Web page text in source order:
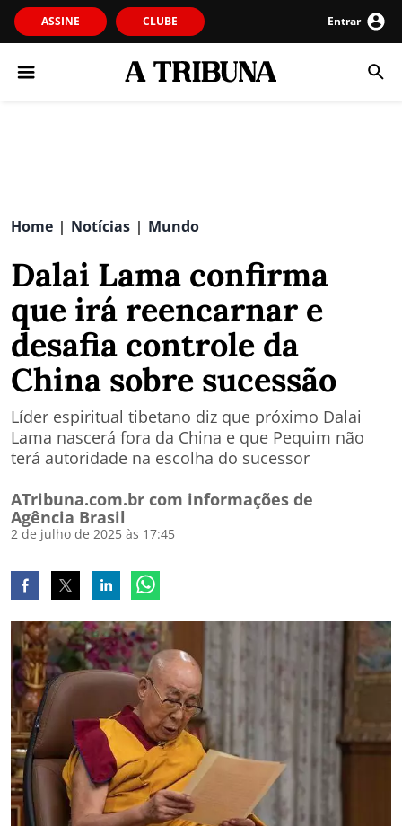
ASSINE CLUBE Entrar
Home | Notícias | Mundo
Dalai Lama confirma
que irá reencarnar e
desafia controle da
China sobre sucessão
Líder espiritual tibetano diz que próximo Dalai
Lama nascerá fora da China e que Pequim não
terá autoridade na escolha do sucessor
ATribuna.com.br com informações de
Agência Brasil
2 de julho de 2025 às 17:45